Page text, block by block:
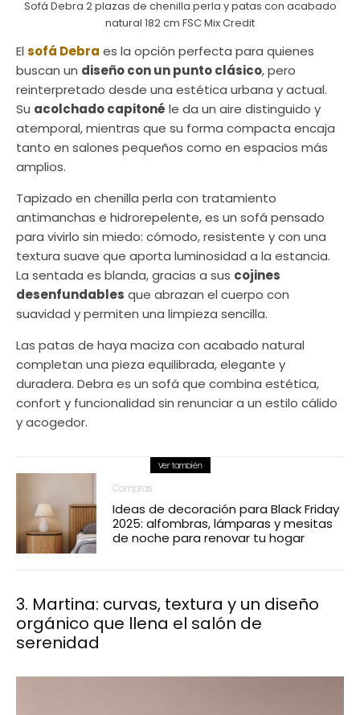
Sofá Debra 2 plazas de chenilla perla y patas con acabado
natural 182 cm FSC Mix Credit
El sofá Debra es la opción perfecta para quienes
buscan un diseño con un punto clásico, pero
reinterpretado desde una estética urbana y actual.
Su acolchado capitoné le da un aire distinguido y
atemporal, mientras que su forma compacta encaja
tanto en salones pequeños como en espacios más
amplios.
Tapizado en chenilla perla con tratamiento
antimanchas e hidrorepelente, es un sofá pensado
para vivirlo sin miedo: cómodo, resistente y con una
textura suave que aporta luminosidad a la estancia.
La sentada es blanda, gracias a sus cojines
desenfundables que abrazan el cuerpo con
suavidad y permiten una limpieza sencilla.
Las patas de haya maciza con acabado natural
completan una pieza equilibrada, elegante y
duradera. Debra es un sofá que combina estética,
confort y funcionalidad sin renunciar a un estilo cálido
y acogedor.
Ver también
Compras
Ideas de decoración para Black Friday
2025: alfombras, lámparas y mesitas
de noche para renovar tu hogar
3. Martina: curvas, textura y un diseño
orgánico que llena el salón de
serenidad